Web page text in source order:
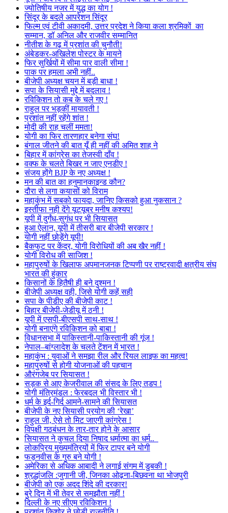
ज्योतिषीय नजर में युद्ध का योग !
सिंदूर के बदले आपरेशन सिंदूर
फिल्म एवं टीवी अकादमी, उत्तर प्रदेश ने किया कला श्रमिकों का
सम्मान, डॉ अनिल और राजवीर सम्मानित
नीतीश के गढ़ में प्रशांत की चुनौती!
अंबेडकर-अखिलेश पोस्टर के मायने
फिर सुर्खियों में सीमा पार वाली सीमा !
पाक पर हमला अभी नहीं..
बीजेपी अध्यक्ष चयन में बड़ी बाधा !
सपा के सियासी मुद्दे में बदलाव !
रविकिशन तो कब के चले गए !
राहुल पर भड़कीं मायावती !
प्रशांत नहीं रहेंगे शांत !
मोदी की राह चलीं ममता!
योगी का फिर तारणहार बनेगा संघ!
बंगाल जीतने की बात यूँ ही नहीं की अमित शाह ने
बिहार में कांग्रेस का तेजस्वी दाँव !
वक्फ के चलते बिखर न जाए एनडीए !
संजय होंगे BJP के नए अध्यक्ष !
मन की बात का हनुमानकाइन्ड कौन?
दौरा से लगा कयासों को विराम
महाकुंभ में सबको फायदा, जानिए किसको हुआ नुकसान ?
इस्तीफा नही देंगे यूट्यूबर मनीष कश्यप!
यूपी में दुर्गंध-सुगंध पर भी सियासत
हुआ ऐलान, यूपी में तीसरी बार बीजेपी सरकार !
योगी नहीं छोड़ेंगे यूपी!
बैकफुट पर केंद्र, योगी विरोधियों की अब खैर नहीं !
योगी विरोध की साजिश !
महापुरुषों के खिलाफ अपमानजनक टिप्पणी पर राष्ट्रवादी क्षत्रीय संघ
भारत की हुंकार
किसानों के हितैषी ही बने दुश्मन !
बीजेपी अध्यक्ष वही, जिसे योगी कहें सही
सपा के पीडीए की बीजेपी काट !
बिहार बीजेपी-जेडीयू में ठनी !
यूपी में एसपी-बीएसपी साथ-साथ !
योगी बनाएंगे रविकिशन को बाबा !
विधानसभा में पाकिस्तानी-पाकिस्तानी की गूंज !
नेपाल–बांग्लादेश के चलते टेंशन में भारत !
महाकुंभ : युवाओं ने समझा रील और रियल लाइफ का महत्व!
महापुरुषों से होगी योजनाओं की पहचान
औरंगजेब पर सियासत !
सड़क से आए केजरीवाल की संसद के लिए तडप !
योगी मंत्रिमंडल : फेरबदल भी विस्तार भी !
धर्म के इर्द-गिर्द आमने-सामने की सियासत
बीजेपी के नए सियासी प्रयोग की ‘रेखा’
राहुल जी, ऐसे तो मिट जाएगी कांग्रेस !
विपक्षी गठबंधन के तार-तार होने के आसार
सियासत ने कुचल दिया निषाद धर्मात्मा का धर्म..
लोकप्रिय मुख्यमंत्रियों में फिर टापर बने योगी
फड़नवीस के गुरु बने योगी !
अमेरिका से अधिक आबादी ने लगाई संगम में डुबकी !
श्रद्धांजलि :जुगानी जी, जिनका ओढ़ना-बिछवना था भोजपुरी
बीजेपी को एक अदद शिंदे की दरकार!
बुरे दिन में भी तेवर से समझौता नहीं !
दिल्ली के नए सीएम रविकिशन !